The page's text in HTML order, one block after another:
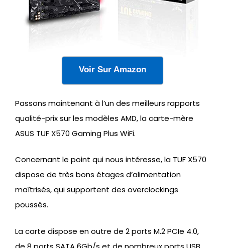
Voir Sur Amazon
Passons maintenant à l’un des meilleurs rapports
qualité-prix sur les modèles AMD, la carte-mère
ASUS TUF X570 Gaming Plus WiFi.
Concernant le point qui nous intéresse, la TUF X570
dispose de très bons étages d’alimentation
maîtrisés, qui supportent des overclockings
poussés.
La carte dispose en outre de 2 ports M.2 PCIe 4.0,